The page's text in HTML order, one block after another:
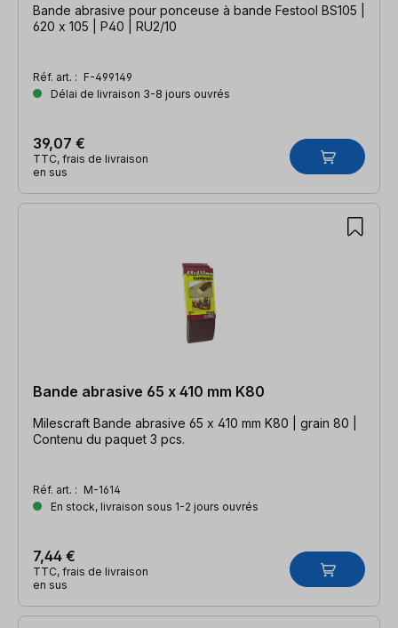
Bande abrasive pour ponceuse à bande Festool BS105 |
620 x 105 | P40 | RU2/10
Réf. art. : F-499149
Délai de livraison 3-8 jours ouvrés
39,07 €
TTC, frais de livraison
en sus
Bande abrasive 65 x 410 mm K80
Milescraft Bande abrasive 65 x 410 mm K80 | grain 80 |
Contenu du paquet 3 pcs.
Réf. art. : M-1614
En stock, livraison sous 1-2 jours ouvrés
7,44 €
TTC, frais de livraison
en sus